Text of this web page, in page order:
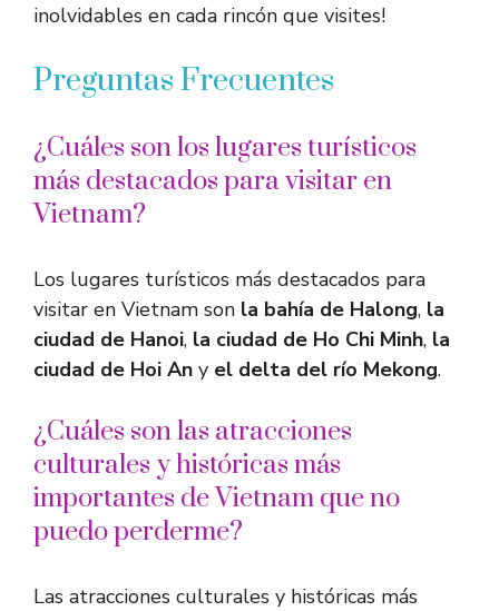
inolvidables en cada rincón que visites!
Preguntas Frecuentes
¿Cuáles son los lugares turísticos
más destacados para visitar en
Vietnam?
Los lugares turísticos más destacados para
visitar en Vietnam son la bahía de Halong, la
ciudad de Hanoi, la ciudad de Ho Chi Minh, la
ciudad de Hoi An y el delta del río Mekong.
¿Cuáles son las atracciones
culturales y históricas más
importantes de Vietnam que no
puedo perderme?
Las atracciones culturales y históricas más